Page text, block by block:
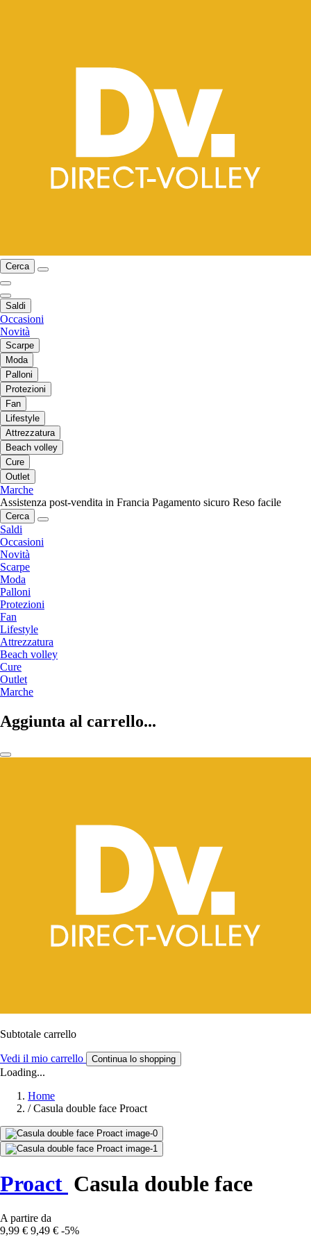
Cerca
Saldi
Occasioni
Novità
Scarpe
Moda
Palloni
Protezioni
Fan
Lifestyle
Attrezzatura
Beach volley
Cure
Outlet
Marche
Assistenza post-vendita in Francia Pagamento sicuro Reso facile
Cerca
Saldi
Occasioni
Novità
Scarpe
Moda
Palloni
Protezioni
Fan
Lifestyle
Attrezzatura
Beach volley
Cure
Outlet
Marche
Aggiunta al carrello...
Subtotale carrello
Vedi il mio carrello Continua lo shopping
Loading...
Home
/ Casula double face Proact
Proact Casula double face
A partire da
9,99 € 9,49 € -5%